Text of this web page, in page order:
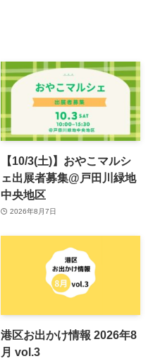
【10/3(土)】おやこマルシ
ェ出展者募集@戸田川緑地
中央地区
2026年8月7日
港区お出かけ情報 2026年8
月 vol.3